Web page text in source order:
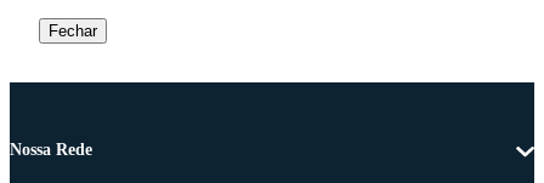
Fechar
Nossa Rede